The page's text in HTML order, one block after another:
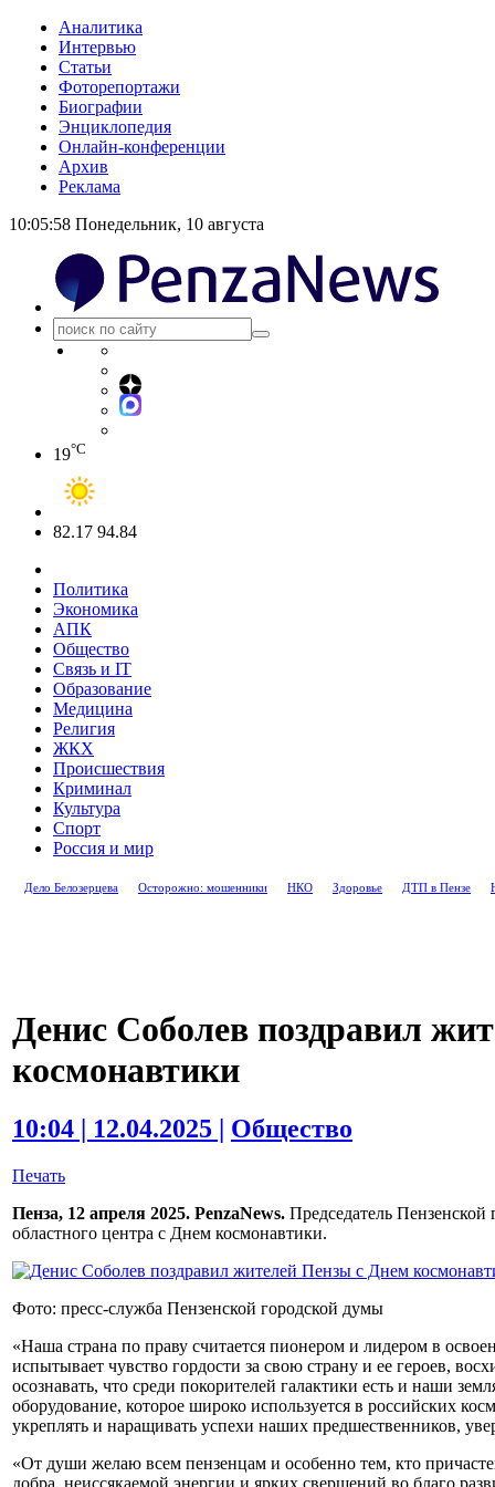
Аналитика
Интервью
Статьи
Фоторепортажи
Биографии
Энциклопедия
Онлайн-конференции
Архив
Реклама
10:05:58 Понедельник, 10 августа
19°C
82.17 94.84
Политика
Экономика
АПК
Общество
Связь и IT
Образование
Медицина
Религия
ЖКХ
Происшествия
Криминал
Культура
Спорт
Россия и мир
Дело Белозерцева Осторожно: мошенники НКО Здоровье ДТП в Пензе
Денис Соболев поздравил
космонавтики
10:04 | 12.04.2025 | Общество
Печать
Пенза, 12 апреля 2025. PenzaNews. Председатель
областного центра с Днем космонавтики.
Фото: пресс-служба Пензенской городской думы
«Наша страна по праву считается пионером и лидером в
испытывает чувство гордости за свою страну и ее героев,
осознавать, что среди покорителей галактики есть и наши
оборудование, которое широко используется в российских
укреплять и наращивать успехи наших предшественников,
«От души желаю всем пензенцам и особенно тем, кто